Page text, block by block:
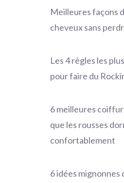
Meilleures façons
cheveux sans
Les 4 règles les
pour faire du
6 meilleures
que les rousses
confortablement
6 idées mignonnes